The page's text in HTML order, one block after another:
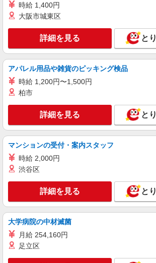
時給1350円〜2062円 ＜
通費全支給(ガソリン代含む)＞
福島市 最寄り駅：福島
キープ 詳
アルバイト パート 派遣社員 紹介予定派遣
日研トータルソーシング株式会社 メディカルケ
ス
未経験・無資格OKの介護
時給1,280円〜1,380円 ★
り） ※給与幅は経験・能力
福島県福島市 【最寄駅】
いやすいエリアなど、お好
キープ 詳
アルバイト パート 派遣社員 紹介予定派遣
日研トータルソーシング株式会社 メディカルケ
ス
未経験・無資格OKの介護
時給1,280円〜1,380円 ★
り） ※給与幅は経験・能力
時給 1,400円
大阪市城東区
詳細を見る と
アパレル用品や雑貨のピッキング検品
時給 1,200円〜1,500円
柏市
詳細を見る と
マンションの受付・案内スタッフ
時給 2,000円
渋谷区
詳細を見る と
大学病院の中材滅菌
月給 254,160円
足立区